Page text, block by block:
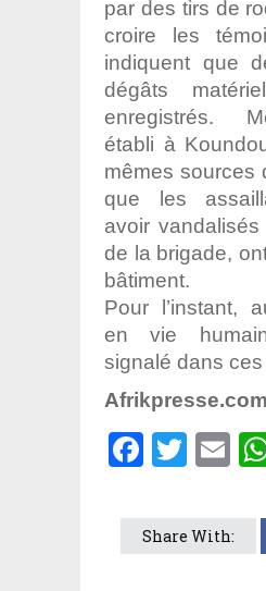
par des tirs de
croire les
indiquent que
dégâts
enregistrés.
établi à
mêmes sources
que les
avoir
de la brigade,
bâtiment.
Pour l’instant,
en vie
signalé dans
Afrikpresse.com
Share With: